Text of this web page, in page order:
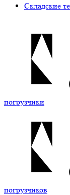
Складские
погрузчики
погрузчиков